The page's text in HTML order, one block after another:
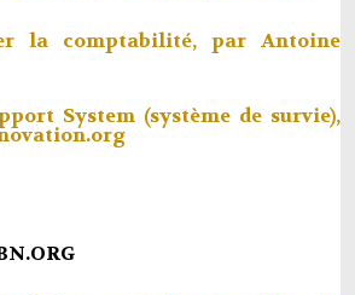
la comptabilité, parAntoine
System (système de survie),